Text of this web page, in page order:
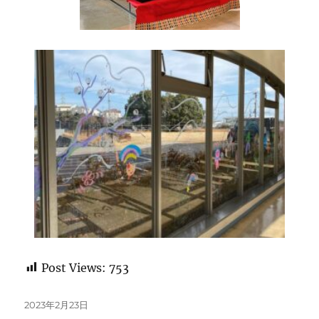
Post Views: 753
投
2023年2月23日